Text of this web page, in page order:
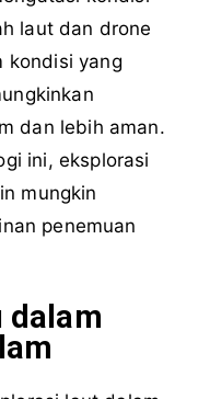
laut dan drone
kondisi yang
dan lebih aman.
ini, eksplorasi
mungkin
penemuan
dalam